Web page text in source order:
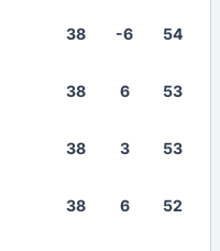
38 -6 54
38 6 53
38 3 53
38 6 52